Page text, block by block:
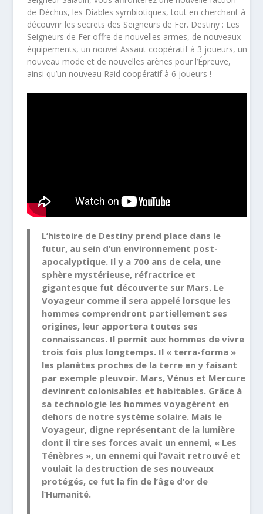
de Déchus, les Diables symbiotiques, tout en cherchant à
découvrir les secrets des Seigneurs de Fer. Destiny : Les
Seigneurs de Fer offre de nouvelles armes, de nouveaux
équipements, un nouvel Assaut coopératif à 3 joueurs, un
nouveau mode et de nouvelles arènes pour l’Épreuve,
ainsi qu’un nouveau Raid coopératif à 6 joueurs !
L’histoire de Destiny prend place dans le
futur, au sein d’un environnement post-
apocalyptique. Il y a 700 ans de cela, une
sphère mystérieuse, réfractrice et
gigantesque fut découverte sur Mars. Le
Voyageur comme il sera appelé lorsque les
hommes comprendront partiellement ses
origines, leur apportera toutes ses
connaissances. Il permit aux hommes de vivre
trois fois plus longtemps. Il « terra-forma »
les planètes proches de la terre en y faisant
par exemple pleuvoir. Mars, Vénus et Mercure
devinrent colonisables et habitables. Grâce à
sa technologie les hommes voyagèrent en
dehors de notre système solaire. Mais le
Voyageur, digne représentant de la lumière
dont il tire ses forces avait un ennemi, « Les
Ténèbres », un ennemi qui l’avait retrouvé et
voulait la destruction de ses nouveaux
protégés, ce fut la fin de l’âge d’or de
l’Humanité.